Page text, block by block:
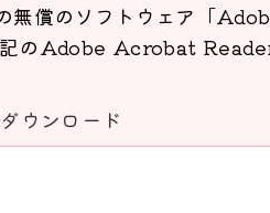
無償のソフトウェア「
のAdobe Acrobat
ウンロード